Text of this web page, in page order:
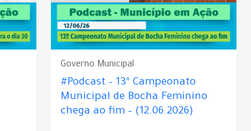
Governo Municipal
#Podcast – 13º Campeonato
Municipal de Bocha Feminino
chega ao fim – (12.06.2026)